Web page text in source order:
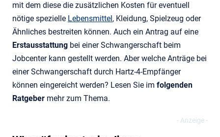
mit dem diese die zusätzlichen Kosten für eventuell
nötige spezielle Lebensmittel, Kleidung, Spielzeug oder
Ähnliches bestreiten können. Auch ein Antrag auf eine
Erstausstattung bei einer Schwangerschaft beim
Jobcenter kann gestellt werden. Aber welche Anträge bei
einer Schwangerschaft durch Hartz-4-Empfänger
können eingereicht werden? Lesen Sie im folgenden
Ratgeber mehr zum Thema.